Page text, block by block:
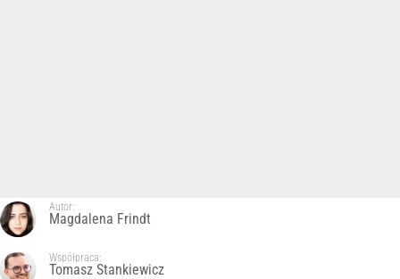
Autor:
Magdalena Frindt
Współpraca:
Tomasz Stankiewicz